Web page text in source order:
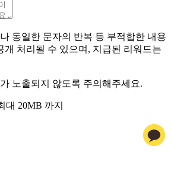
동일한 문자의 반복 등 부적합한 내용
개 처리될 수 있으며, 지급된 리워드는
노출되지 않도록 주의해주세요.
대 20MB 까지